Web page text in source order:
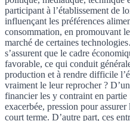
participant à l’établissement de
influençant les préférences
consommation, en promouvant
marché de certaines
s’assurent que le cadre
favorable, ce qui conduit
production et à rendre difficile
vraiment le leur reprocher ?
financier les y contraint en
exacerbée, pression pour
court terme. D’autre part, ces